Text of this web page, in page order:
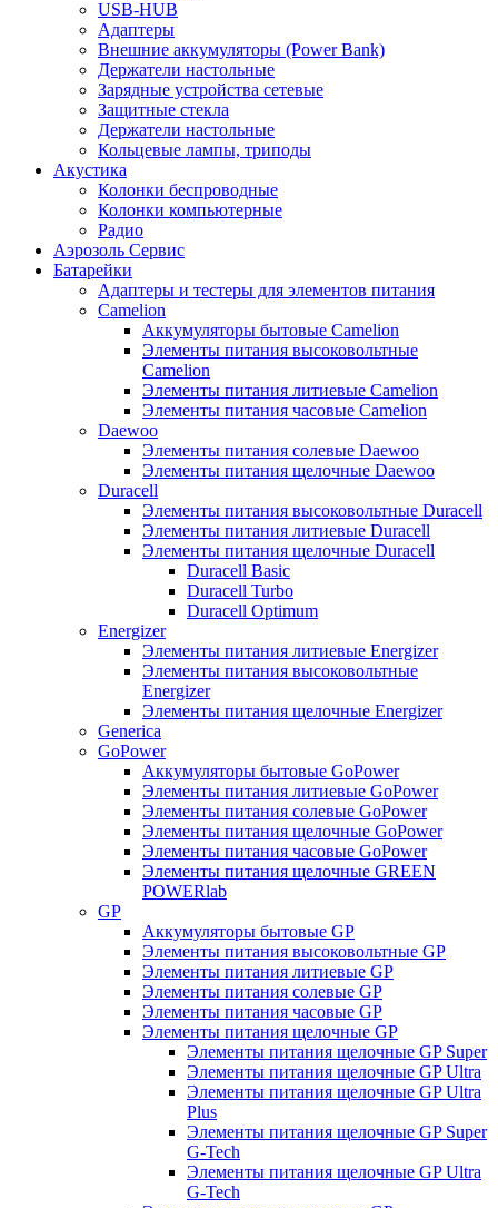
USB-HUB
Адаптеры
Внешние аккумуляторы (Power Bank)
Держатели настольные
Зарядные устройства сетевые
Защитные стекла
Держатели настольные
Кольцевые лампы, триподы
Акустика
Колонки беспроводные
Колонки компьютерные
Радио
Аэрозоль Сервис
Батарейки
Aдаптеры и тестеры для элементов питания
Camelion
Аккумуляторы бытовые Camelion
Элементы питания высоковольтные
Camelion
Элементы питания литиевые Camelion
Элементы питания часовые Camelion
Daewoo
Элементы питания солевые Daewoo
Элементы питания щелочные Daewoo
Duracell
Элементы питания высоковольтные Duracell
Элементы питания литиевые Duracell
Элементы питания щелочные Duracell
Duracell Basic
Duracell Turbo
Duracell Optimum
Energizer
Элементы питания литиевые Energizer
Элементы питания высоковольтные
Energizer
Элементы питания щелочные Energizer
Generica
GoPower
Аккумуляторы бытовые GoPower
Элементы питания литиевые GoPower
Элементы питания солевые GoPower
Элементы питания щелочные GoPower
Элементы питания часовые GoPower
Элементы питания щелочные GREEN
POWERlab
GP
Аккумуляторы бытовые GP
Элементы питания высоковольтные GP
Элементы питания литиевые GP
Элементы питания солевые GP
Элементы питания часовые GP
Элементы питания щелочные GP
Элементы питания щелочные GP Super
Элементы питания щелочные GP Ultra
Элементы питания щелочные GP Ultra
Plus
Элементы питания щелочные GP Super
G-Tech
Элементы питания щелочные GP Ultra
G-Tech